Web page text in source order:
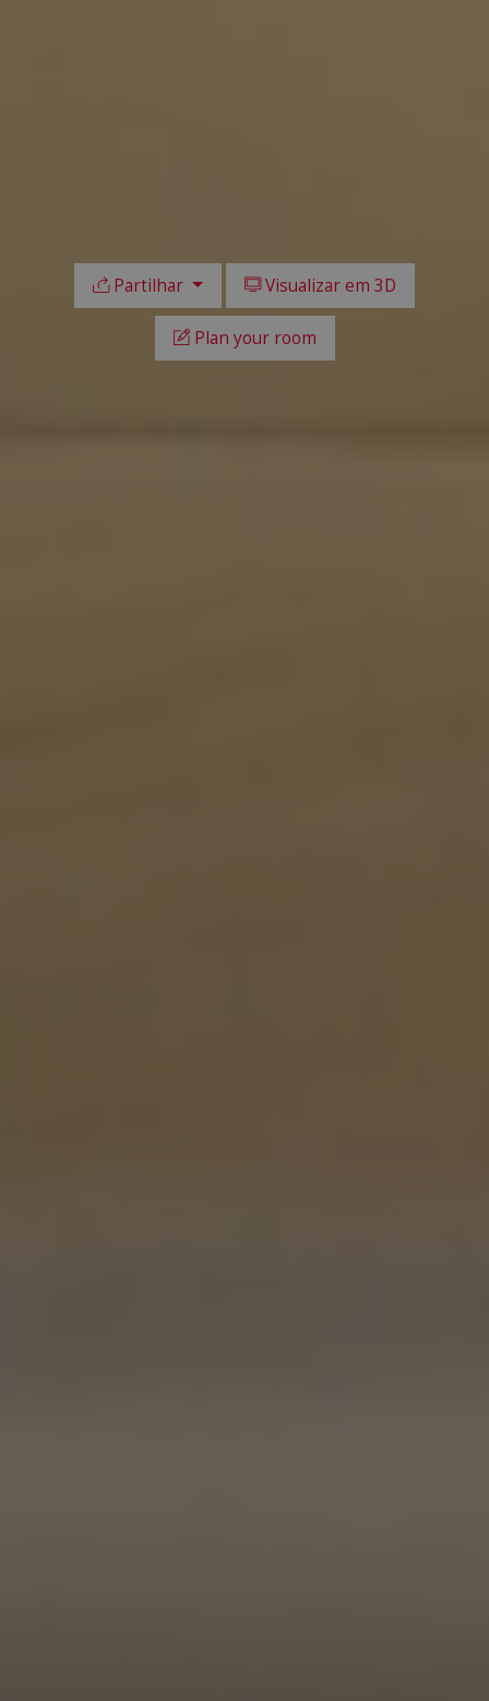
Partilhar Visualizar em 3D
Plan your room